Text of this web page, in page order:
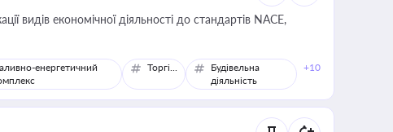
видів економічної діяльності до стандартів NACE,
енергетичний
Торгівля
Будівельна
діяльність
+10